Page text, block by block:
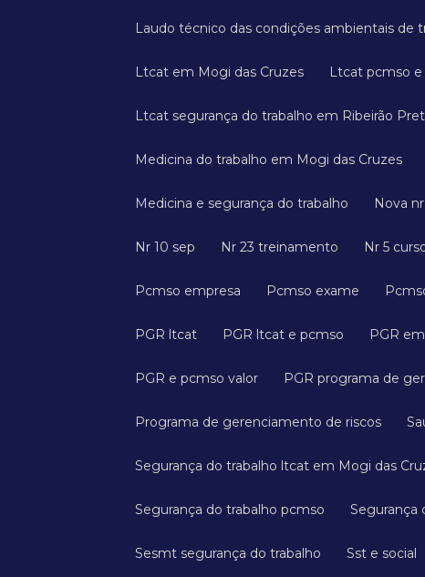
Laudo técnico das condições ambientais de
Ltcat em Mogi das Cruzes Ltcat pcmso
Ltcat segurança do trabalho em Ribeirão
Medicina do trabalho em Mogi das Cruzes
Medicina e segurança do trabalho Nova
Nr 10 sep Nr 23 treinamento Nr 5
Pcmso empresa Pcmso exame
PGR ltcat PGR ltcat e pcmso PGR
PGR e pcmso valor PGR programa de
Programa de gerenciamento de riscos
Segurança do trabalho ltcat em Mogi das
Segurança do trabalho pcmso
Sesmt segurança do trabalho Sst e social